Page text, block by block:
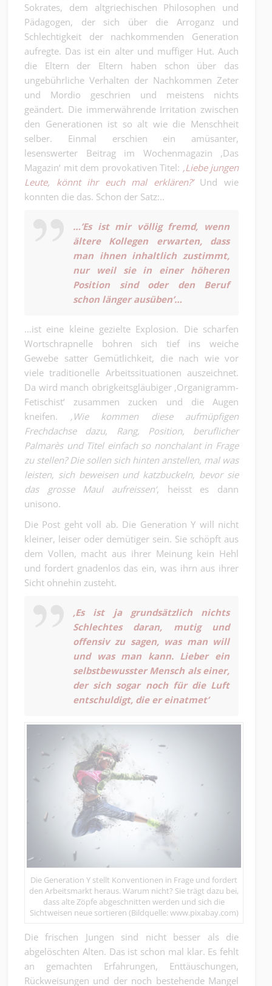
Sokrates, dem altgriechischen Philosophen und
Pädagogen, der sich über die Arroganz und
Schlechtigkeit der nachkommenden Generation
aufregte. Das ist ein alter und muffiger Hut. Auch
die Eltern der Eltern haben schon über das
ungebührliche Verhalten der Nachkommen Zeter
und Mordio geschrien und meistens nichts
geändert. Die immerwährende Irritation zwischen
den Generationen ist so alt wie die Menschheit
selber. Einmal erschien ein amüsanter,
lesenswerter Beitrag im Wochenmagazin ,Das
Magazin‘ mit dem provokativen Titel: ‚Liebe jungen
Leute, könnt ihr euch mal erklären?’Und wie
konnten die das. Schon der Satz:..
…’Es ist mir völlig fremd, wenn
ältere Kollegen erwarten, dass
man ihnen inhaltlich zustimmt,
nur weil sie in einer höheren
Position sind oder den Beruf
schon länger ausüben’…
…ist eine kleine gezielte Explosion. Die scharfen
Wortschrapnelle bohren sich tief ins weiche
Gewebe satter Gemütlichkeit, die nach wie vor
viele traditionelle Arbeitssituationen auszeichnet.
Da wird manch obrigkeitsgläubiger ‚Organigramm-
Fetischist‘ zusammen zucken und die Augen
kneifen. ‚Wie kommen diese aufmüpfigen
Frechdachse dazu, Rang, Position, beruflicher
Palmarès und Titel einfach so nonchalant in Frage
zu stellen? Die sollen sich hinten anstellen, mal was
leisten, sich beweisen und katzbuckeln, bevor sie
das grosse Maul aufreissen‘, heisst es dann
unisono.
Die Post geht voll ab. Die Generation Y will nicht
kleiner, leiser oder demütiger sein. Sie schöpft aus
dem Vollen, macht aus ihrer Meinung kein Hehl
und fordert gnadenlos das ein, was ihrn aus ihrer
Sicht ohnehin zusteht.
‚Es ist ja grundsätzlich nichts
Schlechtes daran, mutig und
offensiv zu sagen, was man will
und was man kann. Lieber ein
selbstbewusster Mensch als einer,
der sich sogar noch für die Luft
entschuldigt, die er einatmet’
Die Generation Y stellt Konventionen in Frage und fordert
den Arbeitsmarkt heraus. Warum nicht? Sie trägt dazu bei,
dass alte Zöpfe abgeschnitten werden und sich die
Sichtweisen neue sortieren (Bildquelle: www.pixabay.com)
Die frischen Jungen sind nicht besser als die
abgelöschten Alten. Das ist schon mal klar. Es fehlt
an gemachten Erfahrungen, Enttäuschungen,
Rückweisungen und der noch bestehende Mangel